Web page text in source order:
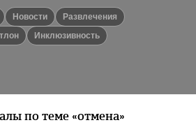
новости
Развлечения
Инклюзивность
по теме «отмена»